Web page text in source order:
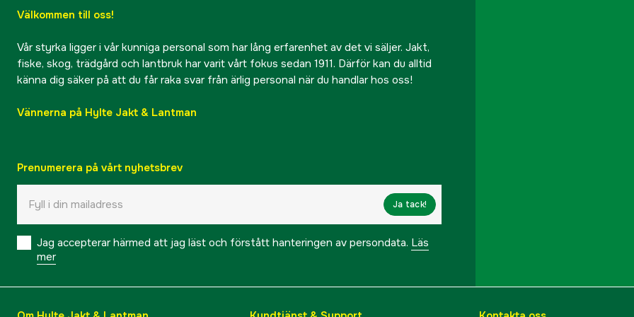
Välkommen till oss!
Vår styrka ligger i vår kunniga personal som har lång erfarenhet av det vi säljer. Jakt,
fiske, skog, trädgård och lantbruk har varit vårt fokus sedan 1911. Därför kan du alltid
känna dig säker på att du får raka svar från ärlig personal när du handlar hos oss!
Vännerna på Hylte Jakt & Lantman
Prenumerera på vårt nyhetsbrev
Ja tack!
Jag accepterar härmed att jag läst och förstått hanteringen av persondata. Läs
mer